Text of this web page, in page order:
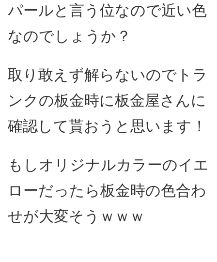
パールと言う位なので近い色
なのでしょうか？
取り敢えず解らないのでトラ
ンクの板金時に板金屋さんに
確認して貰おうと思います！
もしオリジナルカラーのイエ
ローだったら板金時の色合わ
せが大変そうｗｗｗ